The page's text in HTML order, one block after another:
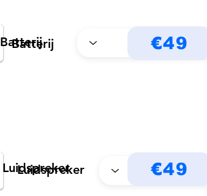
Batterij
Luidspreker
Batterij €49
Luidspreker €49